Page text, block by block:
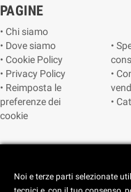
PAGINE
• Chi siamo
• Dove siamo
• Cookie Policy
• Privacy Policy
• Reimposta le
preferenze dei
cookie
•
•
•
Noi e terze parti selezionate